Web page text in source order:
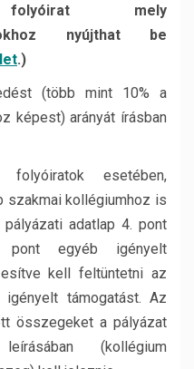
mely
nyújthat be
.)
(több mint 10% a
képest) arányát írásban
esetében,
szakmai kollégiumhoz is
adatlap 4. pont
pont egyéb igényelt
kell feltüntetni az
támogatást. Az
összegeket a pályázat
(kollégium